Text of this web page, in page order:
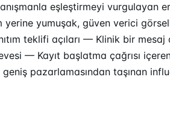
eşleştirmeyi vurgulayan
yerine yumuşak, güven verici
teklifi açıları — Klinik bir
— Kayıt başlatma çağrısı
pazarlamasından taşınan